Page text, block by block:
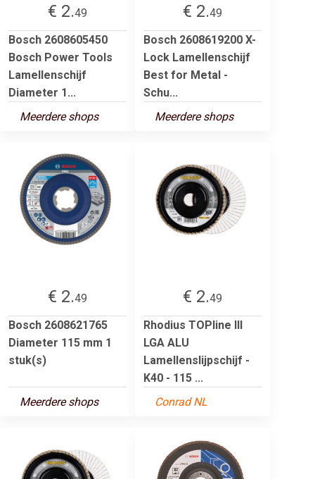
€ 2.49
Bosch 2608605450
Bosch Power Tools
Lamellenschijf
Diameter 1...
Meerdere shops
€ 2.49
Bosch 2608619200 X-
Lock Lamellenschijf
Best for Metal -
Schu...
Meerdere shops
€ 2.49
Bosch 2608621765
Diameter 115 mm 1
stuk(s)
Meerdere shops
€ 2.49
Rhodius TOPline lll
LGA ALU
Lamellenslijpschijf -
K40 - 115 ...
Conrad NL